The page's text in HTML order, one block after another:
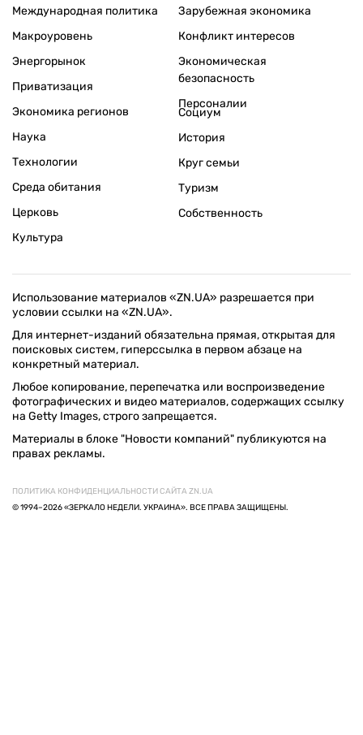
Международная политика
Макроуровень
Энергорынок
Приватизация
Экономика регионов
Зарубежная экономика
Конфликт интересов
Экономическая
безопасность
Персоналии
Наука
Технологии
Среда обитания
Церковь
Культура
Социум
История
Круг семьи
Туризм
Собственность
Использование материалов «ZN.UA» разрешается при
условии ссылки на «ZN.UA».
Для интернет-изданий обязательна прямая, открытая для
поисковых систем, гиперссылка в первом абзаце на
конкретный материал.
Любое копирование, перепечатка или воспроизведение
фотографических и видео материалов, содержащих ссылку
на Getty Images, строго запрещается.
Материалы в блоке "Новости компаний" публикуются на
правах рекламы.
ПОЛИТИКА КОНФИДЕНЦИАЛЬНОСТИ САЙТА ZN.UA
© 1994–2026 «ЗЕРКАЛО НЕДЕЛИ. УКРАИНА». ВСЕ ПРАВА ЗАЩИЩЕНЫ.